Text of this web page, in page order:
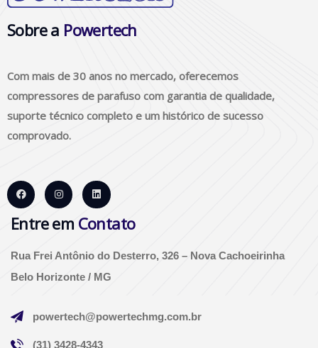
Sobre a Powertech
Com mais de 30 anos no mercado, oferecemos
compressores de parafuso com garantia de qualidade,
suporte técnico completo e um histórico de sucesso
comprovado.
Entre em Contato
Rua Frei Antônio do Desterro, 326 – Nova Cachoeirinha
Belo Horizonte / MG
powertech@powertechmg.com.br
(31) 3428-4343